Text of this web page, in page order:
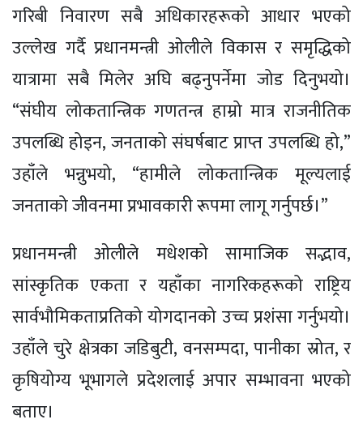
गरिबी निवारण सबै अधिकारहरूको आधार भएको
उल्लेख गर्दै प्रधानमन्त्री ओलीले विकास र समृद्धिको
यात्रामा सबै मिलेर अघि बढ्नुपर्नेमा जोड दिनुभयो।
“संघीय लोकतान्त्रिक गणतन्त्र हाम्रो मात्र राजनीतिक
उपलब्धि होइन, जनताको संघर्षबाट प्राप्त उपलब्धि हो,”
उहाँले भन्नुभयो, “हामीले लोकतान्त्रिक मूल्यलाई
जनताको जीवनमा प्रभावकारी रूपमा लागू गर्नुपर्छ।”
प्रधानमन्त्री ओलीले मधेशको सामाजिक सद्भाव,
सांस्कृतिक एकता र यहाँका नागरिकहरूको राष्ट्रिय
सार्वभौमिकताप्रतिको योगदानको उच्च प्रशंसा गर्नुभयो।
उहाँले चुरे क्षेत्रका जडिबुटी, वनसम्पदा, पानीका स्रोत, र
कृषियोग्य भूभागले प्रदेशलाई अपार सम्भावना भएको
बताए।